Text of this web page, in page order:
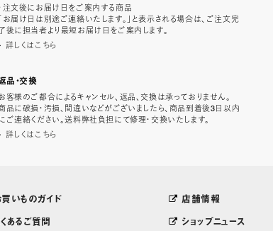
注文後にお届け日をご案内する商品
お届け日は別途ご連絡いたします。」と表示される場合は、ご注文完
後に担当者より最短お届け日をご案内します。
詳しくはこちら
品・交換
客様のご都合によるキャンセル、返品、交換は承っておりません。
品に破損・汚損、間違いなどがございましたら、商品到着後3日以内
ご連絡ください。送料弊社負担にて修理・交換いたします。
詳しくはこちら
いものガイド
あるご質問
店舗情報
ショップニュース